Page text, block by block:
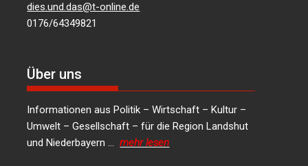
dies.und.das@t-online.de
0176/64349821
Über uns
Informationen aus Politik – Wirtschaft – Kultur –
Umwelt – Gesellschaft – für die Region Landshut
und Niederbayern …mehr lesen